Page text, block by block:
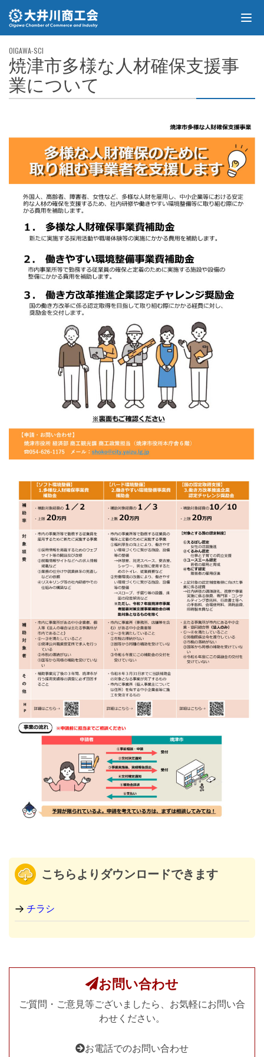
焼津市多様な人材確保支援事
業について
こちらよりダウンロードできます
チラシ
お問い合わせ
ご質問・ご意見等ございましたら、お気軽にお問い合
わせください。
お電話でのお問い合わせ